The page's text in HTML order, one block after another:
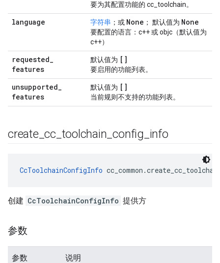
要为其配置功能的 cc_toolchain。
language 字符串 ；或 None ； 默认值为 None
要配置的语言：c++ 或 objc（默认值为
c++）
requested_
features
默认值为 []
要启用的功能列表。
unsupported_
features
默认值为 []
当前规则不支持的功能列表。
create _cc toolchain _config info
CcToolchainConfigInfo
创建 CcToolchainConfigInfo 提供方
参数
参数 说明